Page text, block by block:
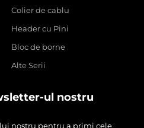
Colier de cablu
Header cu Pini
Bloc de borne
Alte Serii
ul nostru
nostru pentru a primi cele